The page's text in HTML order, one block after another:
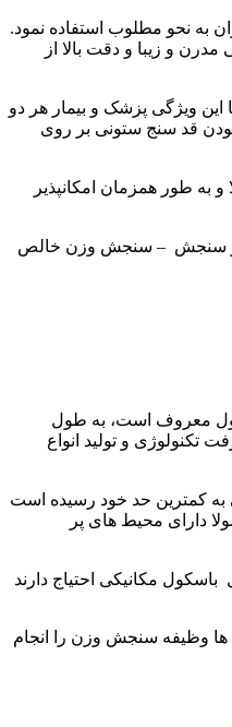
به نحو مطلوب استفاده نمود.
و زیبا و دقت بالا از
این ویژگی پزشک و بیمار هر دو
قد سنج ستونی بر روی
به طور همزمان امکانپذیر
سنجش – سنجش وزن خالص
معروف است، به طول
تکنولوژی و تولید انواع
به کمترین حد خود رسیده است
دارای محیط های پر
مکانیکی احتیاج دارند
ها وظیفه سنجش وزن را انجام